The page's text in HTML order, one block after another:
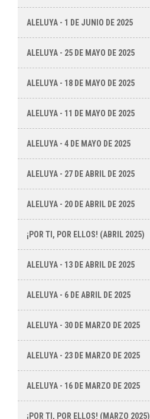
ALELUYA - 1 DE JUNIO DE 2025
ALELUYA - 25 DE MAYO DE 2025
ALELUYA - 18 DE MAYO DE 2025
ALELUYA - 11 DE MAYO DE 2025
ALELUYA - 4 DE MAYO DE 2025
ALELUYA - 27 DE ABRIL DE 2025
ALELUYA - 20 DE ABRIL DE 2025
¡POR TI, POR ELLOS! (ABRIL 2025)
ALELUYA - 13 DE ABRIL DE 2025
ALELUYA - 6 DE ABRIL DE 2025
ALELUYA - 30 DE MARZO DE 2025
ALELUYA - 23 DE MARZO DE 2025
ALELUYA - 16 DE MARZO DE 2025
¡POR TI, POR ELLOS! (MARZO 2025)